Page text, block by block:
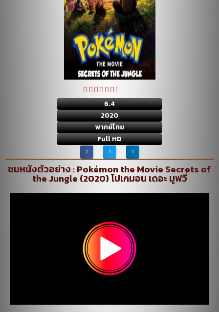
6.4
2020
พากย์ไทย
Full HD
ชมหนังตัวอย่าง : Pokémon the Movie Secrets of
the Jungle (2020) โปเกมอน เดอะ มูฟวี่